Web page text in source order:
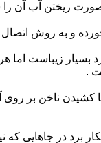
ریختن آب آن را
و به روش اتصال
بسیار زیباست اما
.
ناخن بر روی
در جاهایی که